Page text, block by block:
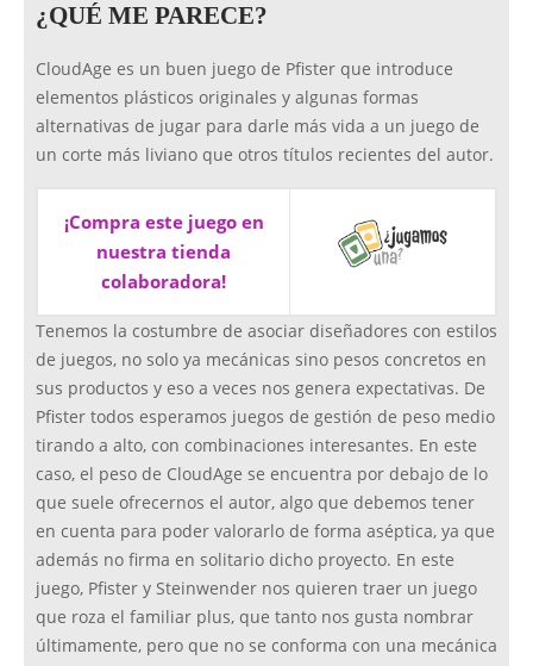
¿QUÉ ME PARECE?
CloudAge es un buen juego de Pfister que introduce
elementos plásticos originales y algunas formas
alternativas de jugar para darle más vida a un juego de
un corte más liviano que otros títulos recientes del autor.
¡Compra este juego en
nuestra tienda
colaboradora!
Tenemos la costumbre de asociar diseñadores con estilos
de juegos, no solo ya mecánicas sino pesos concretos en
sus productos y eso a veces nos genera expectativas. De
Pfister todos esperamos juegos de gestión de peso medio
tirando a alto, con combinaciones interesantes. En este
caso, el peso de CloudAge se encuentra por debajo de lo
que suele ofrecernos el autor, algo que debemos tener
en cuenta para poder valorarlo de forma aséptica, ya que
además no firma en solitario dicho proyecto. En este
juego, Pfister y Steinwender nos quieren traer un juego
que roza el familiar plus, que tanto nos gusta nombrar
últimamente, pero que no se conforma con una mecánica